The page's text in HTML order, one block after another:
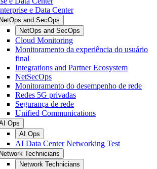
e Data Center
NetOps and SecOps
NetOps and SecOps
Cloud Monitoring
Monitoramento da experiência do usuário
final
Integrations and Partner Ecosystem
NetSecOps
Monitoramento do desempenho de rede
Redes 5G privadas
Segurança de rede
Unified Communications
Ops
AI Ops
AI Data Center Networking Test
Network Technicians
Network Technicians